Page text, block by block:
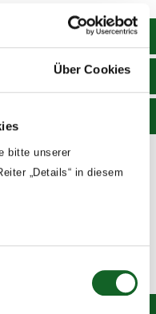
Über Cookies
bitte unserer
„Details“ in diesem